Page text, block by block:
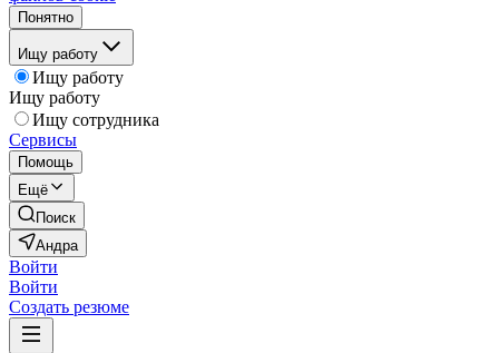
Понятно
Ищу работу
Ищу работу
Ищу работу
Ищу сотрудника
Сервисы
Помощь
Ещё
Поиск
Андра
Войти
Войти
Создать резюме